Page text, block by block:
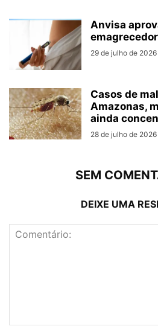
Anvisa
29 de julho de 2026
Casos de
Amazonas,
ainda
28 de julho de 2026
SEM
DEIXE UMA